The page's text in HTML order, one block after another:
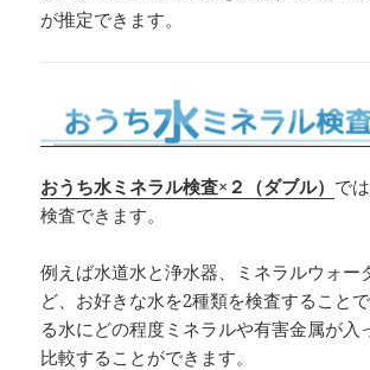
が推定できます。
おうち水ミネラル検査×２（ダブル） で
検査できます。
例えば水道水と浄水器、ミネラルウォー
ど、お好きな水を2種類を検査すること
る水にどの程度ミネラルや有害金属が入
比較することができます。